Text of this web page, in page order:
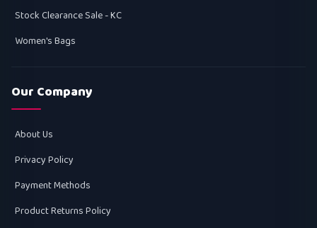
Stock Clearance Sale - KC
Women's Bags
Our Company
About Us
Privacy Policy
Payment Methods
Product Returns Policy